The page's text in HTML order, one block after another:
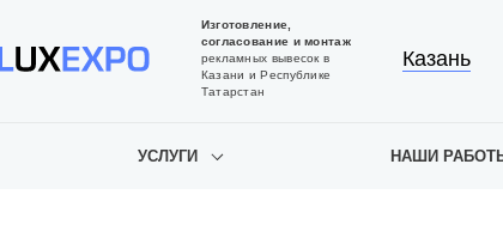
Изготовление,
согласование и монтаж
рекламных вывесок в
Казани и Республике
Татарстан
Казань
УСЛУГИ НАШИ